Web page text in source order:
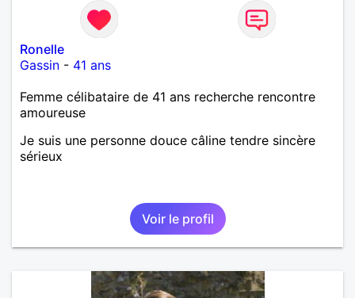
Ronelle
Gassin - 41 ans
Femme célibataire de 41 ans recherche rencontre
amoureuse
Je suis une personne douce câline tendre sincère
sérieux
Voir le profil